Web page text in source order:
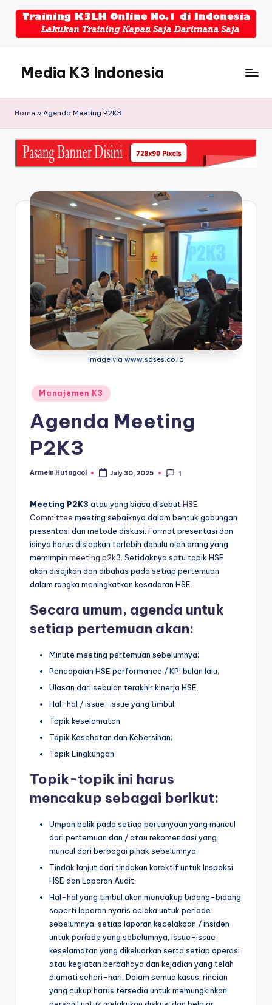
Media K3 Indonesia
Seputar
K3LH
Home » Agenda Meeting P2K3
Image via www.sases.co.id
Posted
in
Manajemen K3
Agenda Meeting
P2K3
Posted
Armein Hutagaol July 30, 2025 1
Meeting P2K3 atau yang biasa disebut HSE
Committee meeting sebaiknya dalam bentuk gabungan
presentasi dan metode diskusi. Format presentasi dan
isinya harus disiapkan terlebih dahulu oleh orang yang
memimpin meeting p2k3 . Setidaknya satu topik HSE
akan disajikan dan dibahas pada setiap pertemuan
dalam rangka meningkatkan kesadaran HSE.
Secara umum, agenda untuk
setiap pertemuan akan:
Minute meeting pertemuan sebelumnya;
Pencapaian HSE performance / KPI bulan lalu;
Ulasan dari sebulan terakhir kinerja HSE.
Hal-hal / issue-issue yang timbul;
Topik keselamatan;
Topik Kesehatan dan Kebersihan;
Topik Lingkungan
Topik-topik ini harus
mencakup sebagai berikut:
Umpan balik pada setiap pertanyaan yang muncul
dari pertemuan dan / atau rekomendasi yang
muncul dari berbagai pihak sebelumnya;
Tindak lanjut dari tindakan korektif untuk Inspeksi
HSE dan Laporan Audit.
Hal-hal yang timbul akan mencakup bidang-bidang
seperti laporan nyaris celaka untuk periode
sebelumnya, setiap laporan kecelakaan / insiden
untuk periode yang sebelumnya, issue-issue
keselamatan yang dikeluarkan serta setiap operasi
atau kegiatan berbahaya dan kejadian yang telah
diamati sehari-hari. Dalam semua kasus, rincian
yang cukup harus tersedia untuk memungkinkan